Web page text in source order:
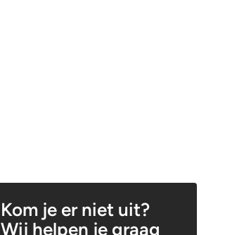
Kom je er niet uit?
Wij helpen je graag